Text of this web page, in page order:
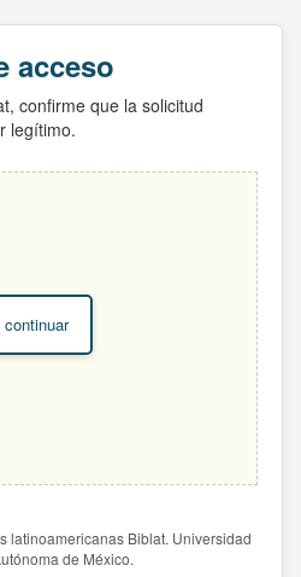
acceso
confirme que la solicitud
legítimo.
latinoamericanas Biblat. Universidad
de México.